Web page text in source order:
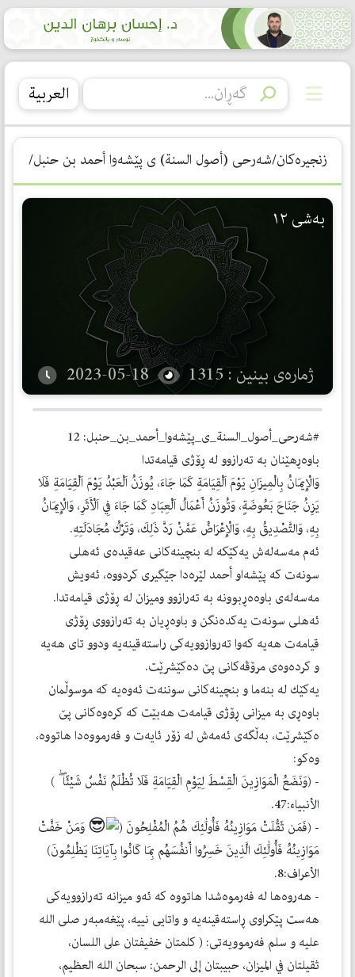
العربیة
زنجیرەکان/شەرحی ‌(أصول السنة) ی پێشەوا ‌‌‌‌‌أحمد بن حنبل/
بەشی ١٢
ژمارەی بینین : 1315 2023-05-18
#شەرحی_أصول_السنة_ی_پێشەوا_أحمد_بن_حنبل: 12
باوەڕهێنان بە تەرازوو لە ڕۆژی قیامەتدا
وَالْإِيمَانُ بِالْمِيزَانِ يَوْمَ اَلْقِيَامَةِ كَمَا جَاءَ، يُوزَنُ اَلْعَبْدُ يَوْمَ اَلْقِيَامَةِ فَلَا
يَزِنُ جَنَاحَ بَعُوضَةٍ، وَتُوزَنُ أَعْمَالُ اَلْعِبَادِ كَمَا جَاءَ فِي اَلْأَثَرِ، وَالْإِيمَانُ
بِهِ، وَالتَّصْدِيقُ بِهِ، وَالْإِعْرَاضُ عَمَّنْ رَدَّ ذَلِكَ، وَتَرْكُ مُجَادَلَتِهِ.
ئەم مەسەلەش یەكێكە لە بنچینەكانی عەقیدەی ئەهلی
سونەت كە پێشەاو أحمد لێرەدا جێگیری كردووە، ئەویش
مەسەلەی باوەەڕبوونە بە تەرازوو ومیزان لە ڕۆژی قیامەتدا.
ئەهلی سونەت یەكدەنگن و باوەڕیان بە تەرازووی ڕۆژی
قیامەت هەیە كەوا تەروازوویەكی راستەقینەیە ودوو تای هەیە
و كردەوەی مرۆڤەكانی پێ دەكێشرێت.
یەكێك لە بنەما و بنچینەكانی سوننەت ئەوەیە كە موسوڵمان
باوەڕی بە میزانی ڕۆژی قیامەت هەبێت كە كرەوەكانی پێ
ەكێشرێت، بەڵگەی ئەمەش لە زۆر ئایەت و فەرمووەدا هاتووە،
وەكو:
- (وَنَضَعُ الْمَوَازِينَ الْقِسْطَ لِيَوْمِ الْقِيَامَةِ فَلَا تُظْلَمُ نَفْسٌ شَيْئًا ۖ )
الأنبیاء:47.
- (فَمَن ثَقُلَتْ مَوَازِينُهُ فَأُولَٰئِكَ هُمُ الْمُفْلِحُونَ (
وَمَنْ خَفَّتْ
مَوَازِينُهُ فَأُولَٰئِكَ الَّذِينَ خَسِرُوا أَنفُسَهُم بِمَا كَانُوا بِآيَاتِنَا يَظْلِمُونَ)
الأعراف:8.
- هەروەها لە فەرموەشدا هاتووە كە ئەو میزانە تەرازوویەكی
هەست پێكراوی ڕاستەقینەیە و واتایی نییە، پێغەمبەر صلی الله
علیه و سلم فەرموویەتی: ( كلمتان خفيفتان على اللسان،
ثقيلتان في الميزان، حبيبتان إلى الرحمن: سبحان الله العظيم،